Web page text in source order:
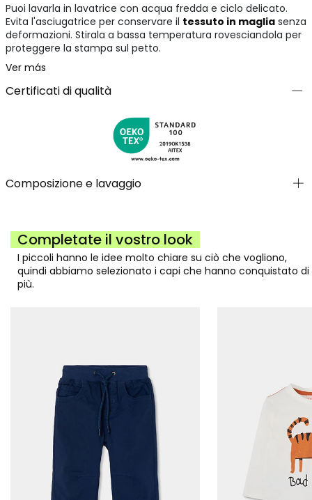
Puoi lavarla in lavatrice con acqua fredda e ciclo delicato.
Evita l'asciugatrice per conservare il tessuto in magliasenza
deformazioni. Stirala a bassa temperatura rovesciandola per
proteggere la stampa sul petto.
Ver más
Certificati di qualità
Composizione e lavaggio
Completate il vostro look
I piccoli hanno le idee molto chiare su ciò che vogliono,
quindi abbiamo selezionato i capi che hanno conquistato di
più.